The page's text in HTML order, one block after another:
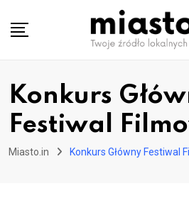
Konkurs
Festiwal
Miasto.in Konkurs Główny Festiwal